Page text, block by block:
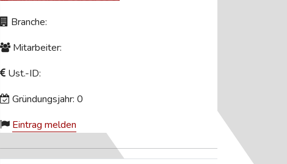
Branche:
Mitarbeiter:
Ust.-ID:
Gründungsjahr: 0
Eintrag melden